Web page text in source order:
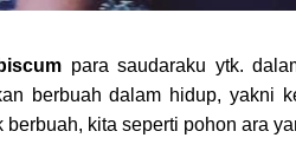
para saudaraku ytk.
berbuah dalam hidup, yakni
berbuah, kita seperti pohon ara